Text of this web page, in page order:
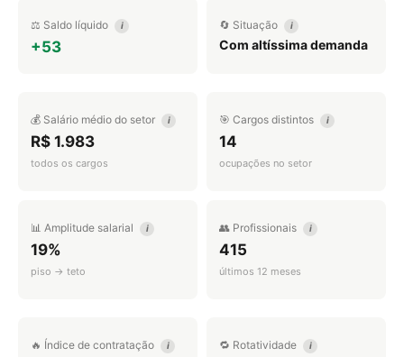
⚖️ Saldo líquido i
+53
🔄 Situação i
Com altíssima demanda
💰 Salário médio do setor i
R$ 1.983
todos os cargos
🎯 Cargos distintos i
14
ocupações no setor
📊 Amplitude salarial i
19%
piso → teto
👥 Profissionais i
415
últimos 12 meses
🔥 Índice de contratação i 🔁 Rotatividade i